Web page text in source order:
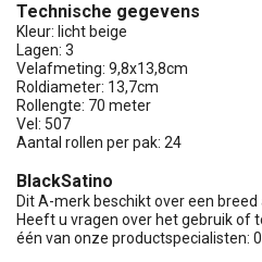
Technische gegevens
Kleur: licht beige
Lagen: 3
Velafmeting: 9,8x13,8cm
Roldiameter: 13,7cm
Rollengte: 70 meter
Vel: 507
Aantal rollen per pak: 24
BlackSatino
Dit A-merk beschikt over een
Heeft u vragen over het gebruik of
één van onze productspecialisten: